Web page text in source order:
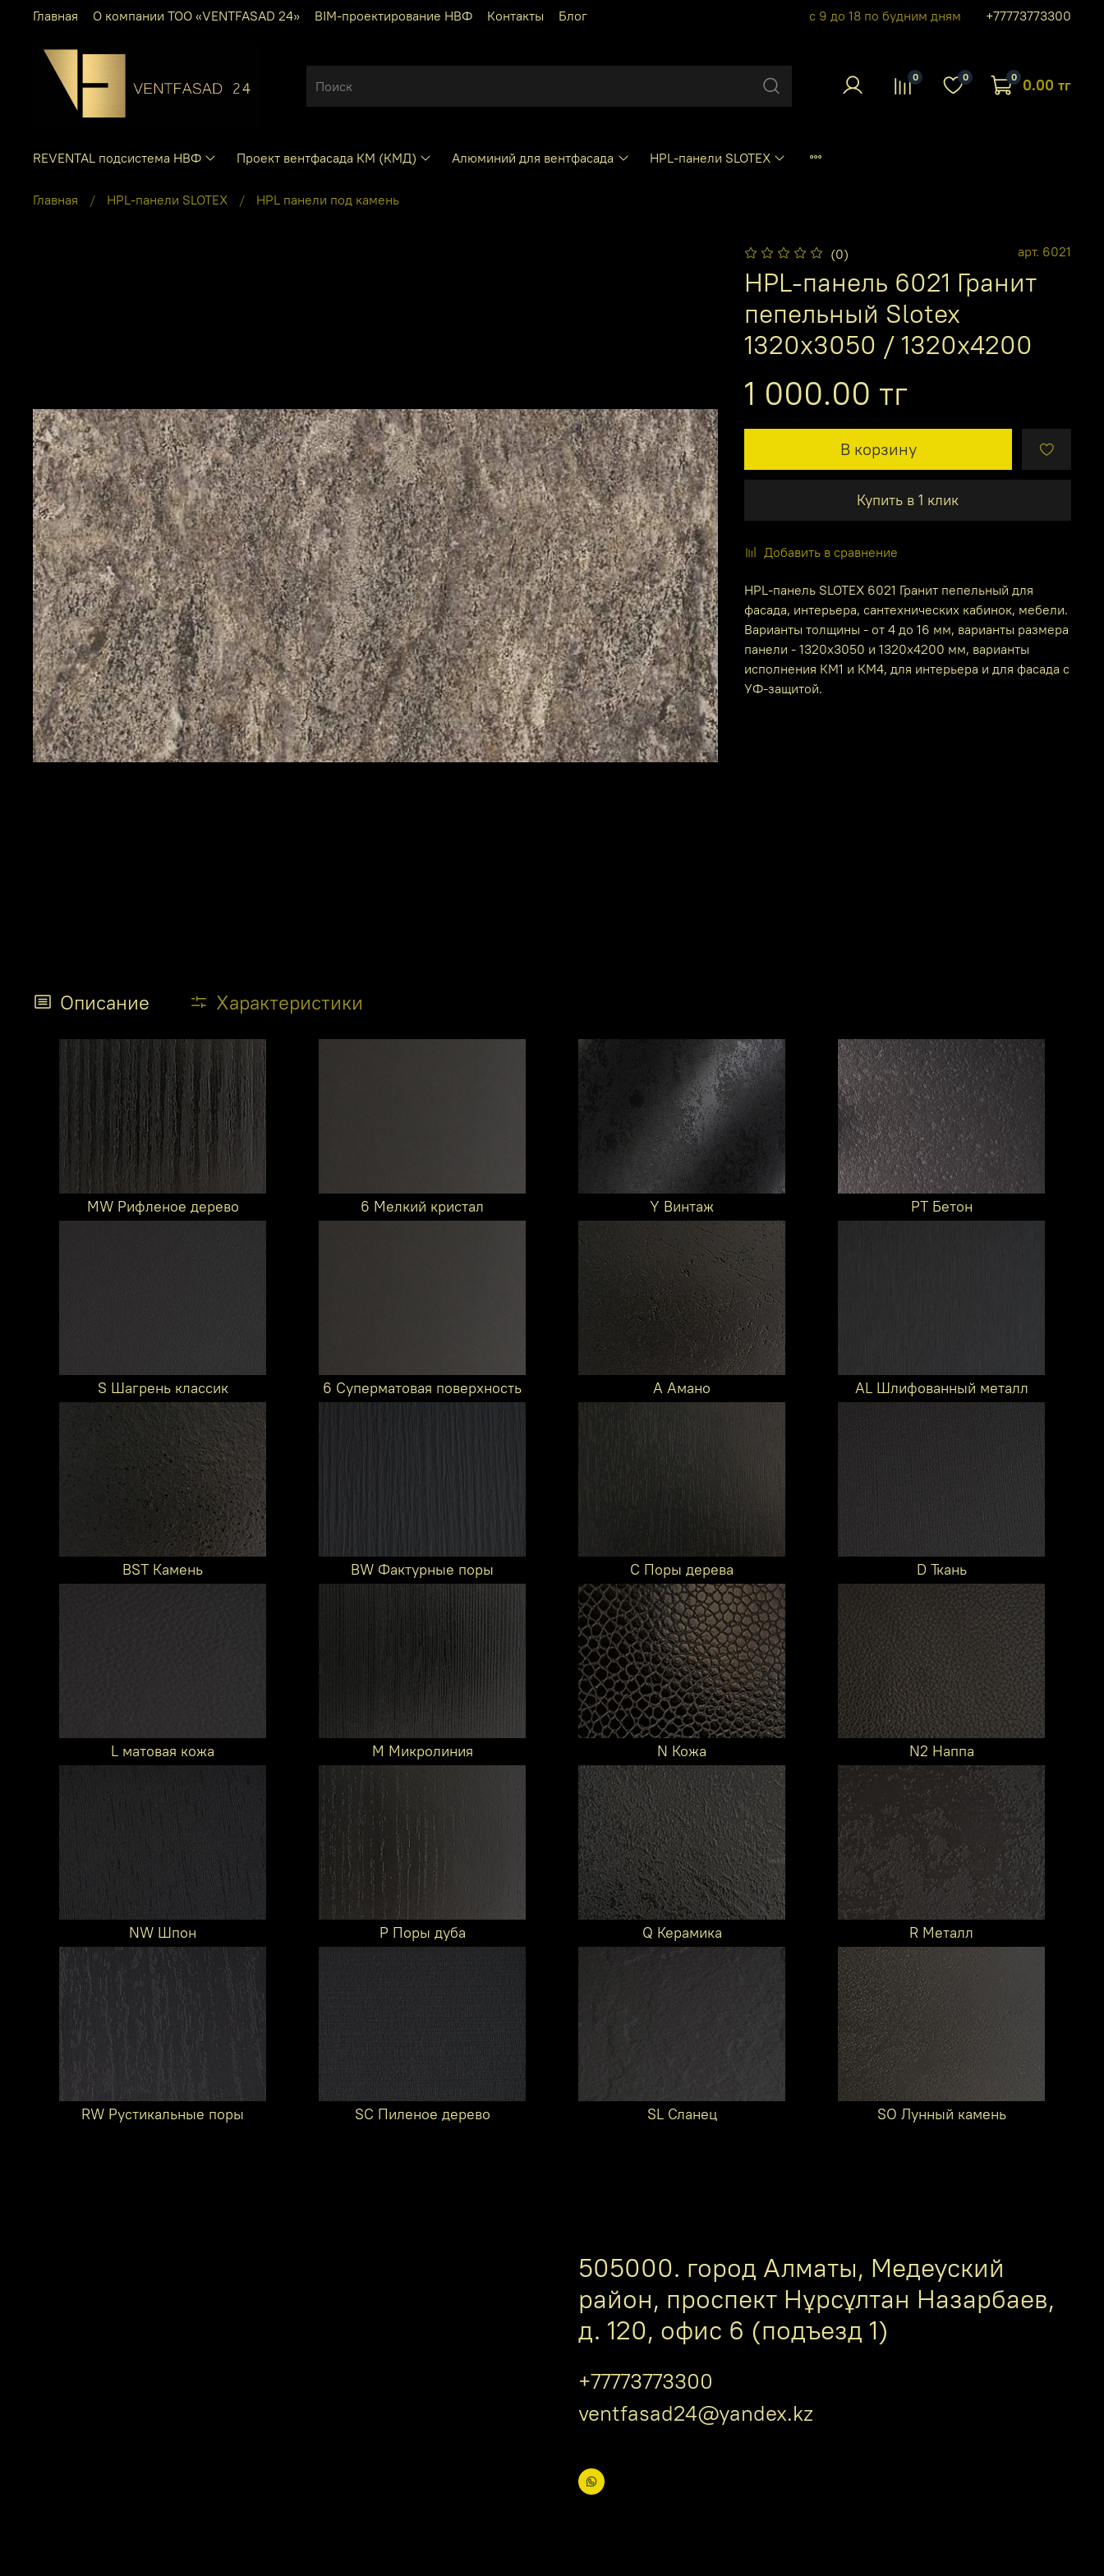
Главная О компании ТОО «VENTFASAD 24» BIM-проектирование НВФ Контакты Блог с 9 до 18 по будним дням +77773773300
0 0 0 0.00 тг
REVENTAL подсистема НВФ Проект вентфасада КМ (КМД) Алюминий для вентфасада HPL-панели SLOTEX
Главная HPL-панели SLOTEX HPL панели под камень
(0) арт. 6021
HPL-панель 6021 Гранит
пепельный Slotex
1320х3050 / 1320х4200
1 000.00 тг
В корзину
Купить в 1 клик
Добавить в сравнение
HPL-панель SLOTEX 6021 Гранит пепельный для
фасада, интерьера, сантехнических кабинок, мебели.
Варианты толщины - от 4 до 16 мм, варианты размера
панели - 1320х3050 и 1320х4200 мм, варианты
исполнения КМ1 и КМ4, для интерьера и для фасада с
УФ-защитой.
Описание Характеристики
MW Рифленое дерево 6 Мелкий кристал Y Винтаж PT Бетон
S Шагрень классик 6 Суперматовая поверхность A Амано AL Шлифованный металл
BST Камень BW Фактурные поры C Поры дерева D Ткань
L матовая кожа M Микролиния N Кожа N2 Наппа
NW Шпон P Поры дуба Q Керамика R Металл
RW Рустикальные поры SC Пиленое дерево SL Сланец SO Лунный камень
505000. город Алматы, Медеуский
район, проспект Нұрсұлтан Назарбаев,
д. 120, офис 6 (подъезд 1)
+77773773300
ventfasad24@yandex.kz